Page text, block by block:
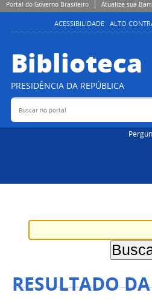
Portal do Governo Brasileiro Atualize sua
ACESSIBILIDADE ALTO
Biblioteca
PRESIDÊNCIA DA REPÚBLICA
Buscar no portal
RESULTADO